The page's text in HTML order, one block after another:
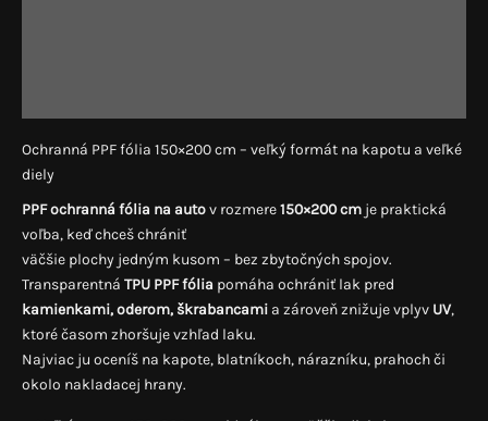
Ochranná PPF fólia 150×200 cm – veľký formát na kapotu a veľké
diely
PPF ochranná fólia na autov rozmere150×200 cm je praktická
voľba, keď chceš chrániť
väčšie plochy jedným kusom – bez zbytočných spojov.
Transparentná TPU PPF fólia pomáha ochrániť lak pred
kamienkami, oderom, škrabancami a zároveň znižuje vplyv UV,
ktoré časom zhoršuje vzhľad laku.
Najviac ju oceníš na kapote, blatníkoch, nárazníku, prahoch či
okolo nakladacej hrany.